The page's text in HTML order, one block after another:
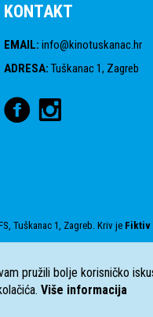
KONTAKT
EMAIL: info@kinotuskanac.hr
ADRESA: Tuškanac 1, Zagreb
Tuškanac 1, Zagreb. Kriv je Fiktiv
pružili bolje korisničko
Više informacija